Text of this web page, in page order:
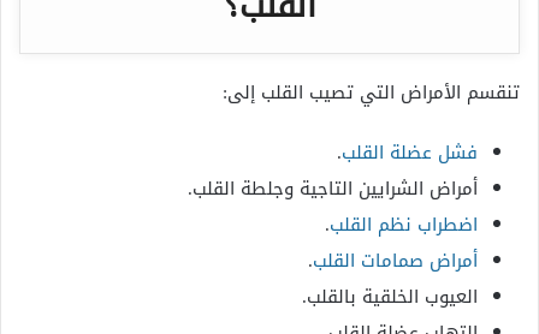
تنقسم الأمراض التي تصيب القلب إلى:
فشل عضلة القلب.
أمراض الشرايين التاجية وجلطة القلب.
اضطراب نظم القلب.
أمراض صمامات القلب.
العيوب الخلقية بالقلب.